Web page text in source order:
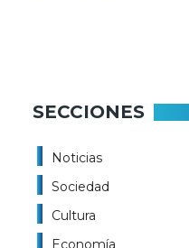
SECCIONES
Noticias
Sociedad
Cultura
Economía